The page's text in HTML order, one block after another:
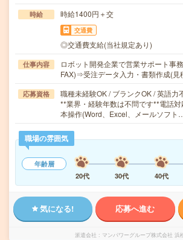
時給 時給1400円＋交
交通費
◎交通費支給(当社規定あり)
仕事内容
ロボット開発企業で営業サポート事
FAX)⇒受注データ入力・書類作成(
応募資格
職種未経験OK / ブランクOK / 英語力
**業界・経験年数は不問です**電話
本操作(Word、Excel、メールソフト
職場の雰囲気
年齢層
20代
30代 40代
気になる! 応募へ進む
派遣会社 マンパワーグループ株式会社 浜